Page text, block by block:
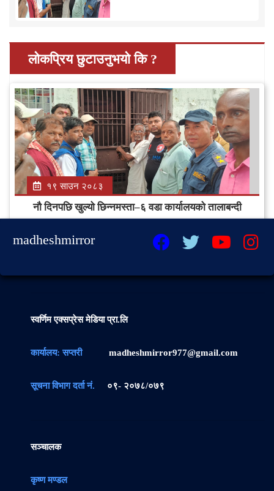
लोकप्रिय छुटाउनुभयो कि ?
१९ साउन २०८३
नौ दिनपछि खुल्यो छिन्नमस्ता–६ वडा कार्यालयको तालाबन्दी
madheshmirror
स्वर्णिम एक्सप्रेस मेडिया प्रा.लि
कार्यालय: सप्तरी madheshmirror977@gmail.com
सूचना विभाग दर्ता नं. ०९- २०७८/०७९
सञ्चालक
कृष्ण मण्डल